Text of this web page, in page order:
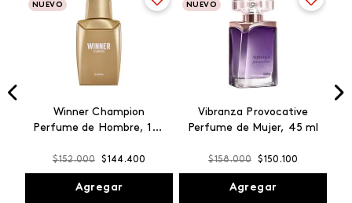
NUEVO
Winner Champion
Perfume de Hombre, 100
$152.000 $144 .400
Agregar
NUEVO
Vibranza Provocative
Perfume de Mujer, 45 ml
$158.000 $150 .100
Agregar